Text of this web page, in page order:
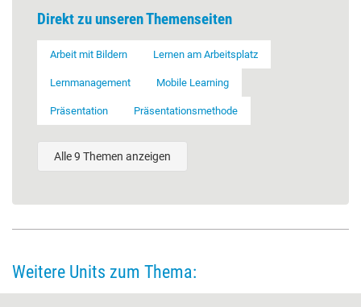
Direkt zu unseren Themenseiten
Arbeit mit Bildern Lernen am Arbeitsplatz
Lernmanagement Mobile Learning
Präsentation Präsentationsmethode
Alle 9 Themen anzeigen
Weitere Units zum Thema: